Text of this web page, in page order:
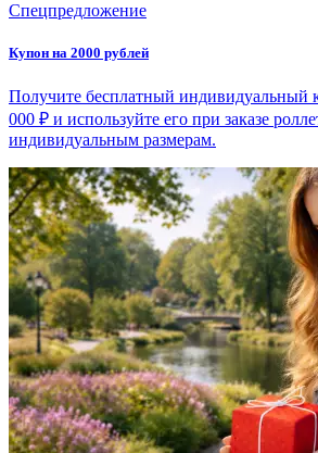
Спецпредложение
Купон на 2000 рублей
Получите бесплатный индивидуальный
000 ₽ и используйте его при заказе
индивидуальным размерам.